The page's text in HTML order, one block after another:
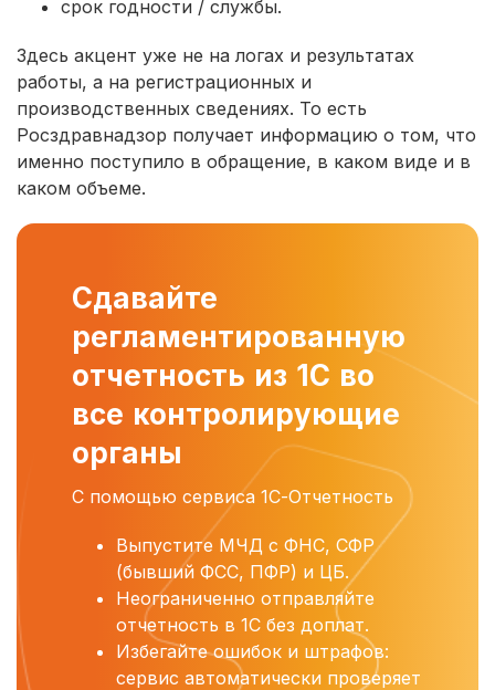
срок годности / службы.
Здесь акцент уже не на логах и результатах
работы, а на регистрационных и
производственных сведениях. То есть
Росздравнадзор получает информацию о том, что
именно поступило в обращение, в каком виде и в
каком объеме.
Сдавайте
регламентированную
отчетность из 1С во
все контролирующие
органы
С помощью сервиса 1С-Отчетность
Выпустите МЧД с ФНС, СФР
(бывший ФСС, ПФР) и ЦБ.
Неограниченно отправляйте
отчетность в 1С без доплат.
Избегайте ошибок и штрафов:
сервис автоматически проверяет